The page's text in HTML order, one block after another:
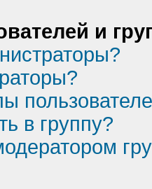
и
в группу?